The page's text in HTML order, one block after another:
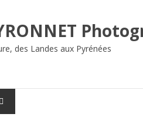
des Landes aux Pyrénées